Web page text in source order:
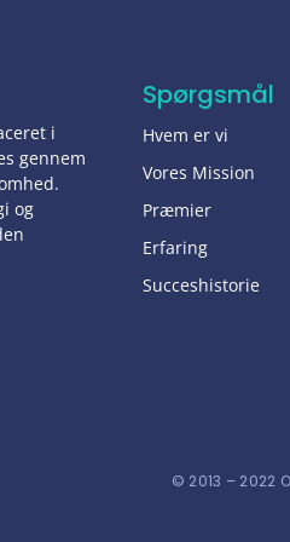
i
gennem
og
Spørgsmål
Hvem er vi
Vores Mission
Præmier
Erfaring
Succeshistorie
© 2013 – 2022